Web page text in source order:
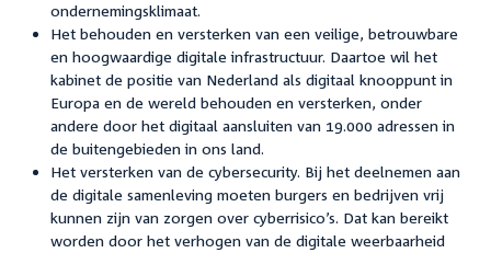
ondernemingsklimaat.
Het behouden en versterken van een veilige, betrouwbare
en hoogwaardige digitale infrastructuur. Daartoe wil het
kabinet de positie van Nederland als digitaal knooppunt in
Europa en de wereld behouden en versterken, onder
andere door het digitaal aansluiten van 19.000 adressen in
de buitengebieden in ons land.
Het versterken van de cybersecurity. Bij het deelnemen aan
de digitale samenleving moeten burgers en bedrijven vrij
kunnen zijn van zorgen over cyberrisico’s. Dat kan bereikt
worden door het verhogen van de digitale weerbaarheid